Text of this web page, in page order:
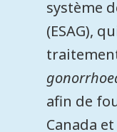
système
(ESAG),
afin de
Canada